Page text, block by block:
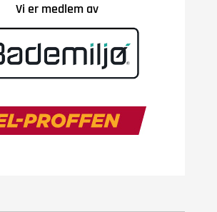
Vi er medlem av